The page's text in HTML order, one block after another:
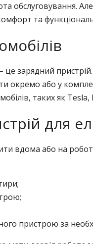
обслуговування.
та
зарядний
окремо або у
таких як Tesla,
для
вдома або на
пристрою за